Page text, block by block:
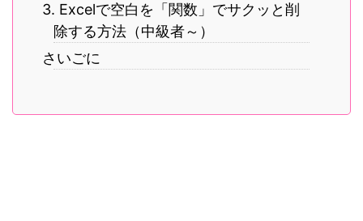
3. Excelで空白を「関数」でサクッと削
除する方法（中級者～）
さいごに